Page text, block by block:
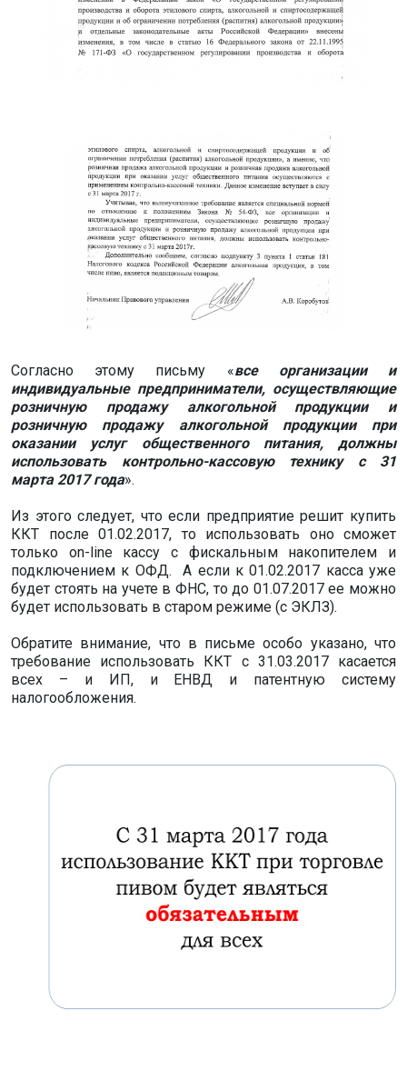
Согласно этому письму «все организации и
индивидуальные предприниматели, осуществляющие
розничную продажу алкогольной продукции и
розничную продажу алкогольной продукции при
оказании услуг общественного питания, должны
использовать контрольно-кассовую технику с 31
марта 2017 года».
Из этого следует, что если предприятие решит купить
ККТ после 01.02.2017, то использовать оно сможет
только on-line кассу с фискальным накопителем и
подключением к ОФД. А если к 01.02.2017 касса уже
будет стоять на учете в ФНС, то до 01.07.2017 ее можно
будет использовать в старом режиме (с ЭКЛЗ).
Обратите внимание, что в письме особо указано, что
требование использовать ККТ с 31.03.2017 касается
всех – и ИП, и ЕНВД и патентную систему
налогообложения.